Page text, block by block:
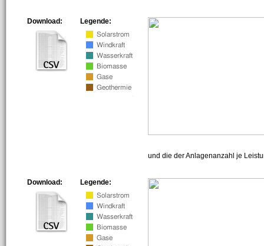
Legende:
Download:
und die der Anlagenanzahl je
Legende:
Download: